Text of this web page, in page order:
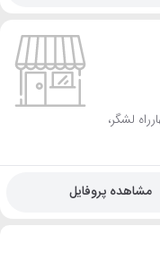
چهارراه لشگر،
مشاهده پروفایل